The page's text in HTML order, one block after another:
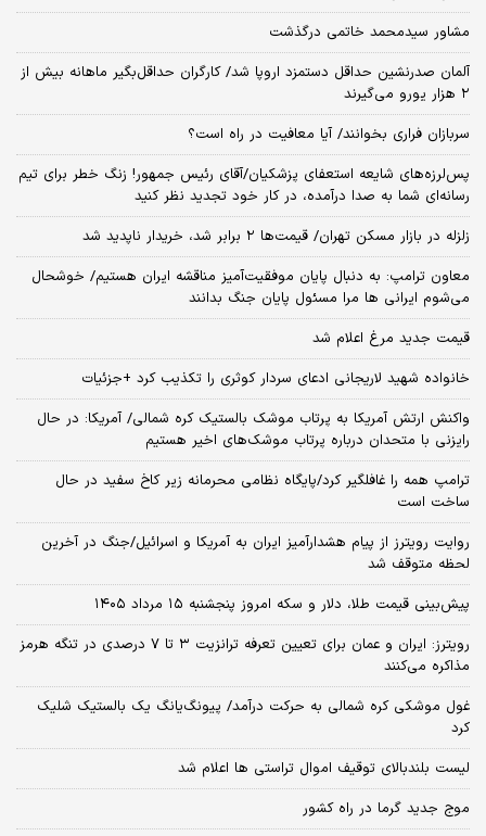
مشاور سیدمحمد خاتمی درگذشت
آلمان صدرنشین حداقل دستمزد اروپا شد/ کارگران حداقل‌بگیر ماهانه بیش از
۲ هزار یورو می‌گیرند
سربازان فراری بخوانند/ آیا معافیت در راه است؟
پس‌لرزه‌های شایعه استعفای پزشکیان/آقای رئیس جمهور! زنگ خطر برای تیم
رسانه‌ای شما به صدا درآمده، در کار خود تجدید نظر کنید
زلزله در بازار مسکن تهران/ قیمت‌ها ۲ برابر شد، خریدار ناپدید شد
معاون ترامپ: به دنبال پایان موفقیت‌آمیز مناقشه ایران هستیم/ خوشحال
می‌شوم ایرانی ها مرا مسئول پایان جنگ بدانند
قیمت جدید مرغ اعلام شد
خانواده شهید لاریجانی ادعای سردار کوثری را تکذیب کرد +جزئیات
واکنش ارتش آمریکا به پرتاب موشک بالستیک کره شمالی/ آمریکا: در حال
رایزنی با متحدان درباره پرتاب موشک‌های اخیر هستیم
ترامپ همه را غافلگیر کرد/پایگاه نظامی محرمانه زیر کاخ سفید در حال
ساخت است
روایت رویترز از پیام هشدارآمیز ایران به آمریکا و اسرائیل/جنگ در آخرین
لحظه متوقف شد
پیش‌بینی قیمت طلا، دلار و سکه امروز پنجشنبه ۱۵ مرداد ۱۴۰۵
رویترز: ایران و عمان برای تعیین تعرفه ترانزیت ۳ تا ۷ درصدی در تنگه هرمز
مذاکره می‌کنند
غول موشکی کره شمالی به حرکت درآمد/ پیونگ‌یانگ یک بالستیک شلیک
کرد
لیست بلندبالای توقیف اموال تراستی ها اعلام شد
موج جدید گرما در راه کشور